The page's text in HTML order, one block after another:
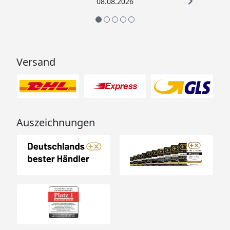
max. sk = 1,75 kN / m² (bei
Basisdach mit Dachlatten
(Konterlattung und Lattung
Schalung für
Dachschindeln)
Versand
Auszeichnungen